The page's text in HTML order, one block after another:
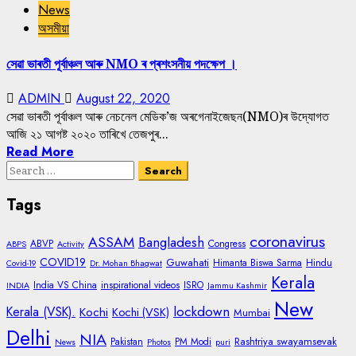
News
অসমীয়া
সেৱা ভাৰতী পূৰ্বাঞ্চল আৰু NMO ৰ প্ৰশংসনীয় পদক্ষেপ ।
ADMIN August 22, 2020
সেৱা ভাৰতী পূৰ্বাঞ্চল আৰু নেচনেল মেডিক’জ অৰগেনাইজেছন(NMO)ৰ উদ্যোগত
আজি ২১ আগষ্ট ২০২০ তাৰিখে তেজপুৰ...
Read More
Search
Tags
ABPS ABVP Activity ASSAM Bangladesh Congress coronavirus
Covid-19 COVID19 Dr. Mohan Bhagwat Guwahati Himanta Biswa Sarma Hindu
INDIA India VS China inspirational videos ISRO Jammu Kashmir Kerala
Kerala (VSK). Kochi Kochi (VSK) lockdown Mumbai New
Delhi News NIA Pakistan Photos PM Modi puri Rashtriya swayamsevak